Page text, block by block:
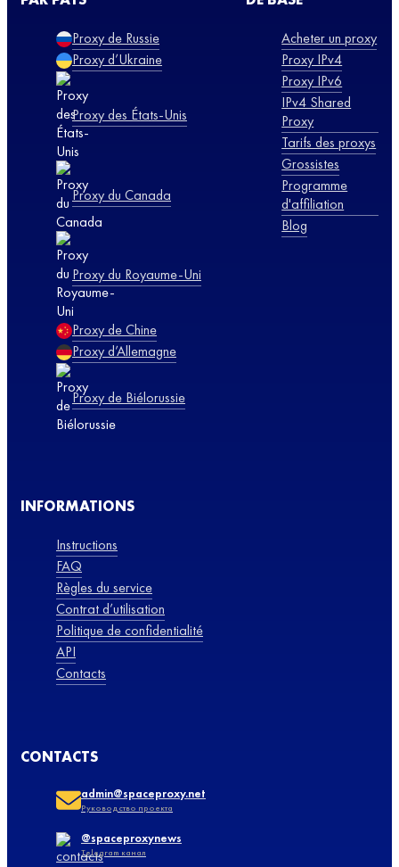
Proxy de Russie
Proxy d’Ukraine
Proxy des États-Unis
Proxy du Canada
Proxy du Royaume-Uni
Proxy de Chine
Proxy d’Allemagne
Proxy de Biélorussie
Acheter un proxy
Proxy IPv4
Proxy IPv6
IPv4 Shared
Proxy
Tarifs des proxys
Grossistes
Programme
d'affiliation
Blog
INFORMATIONS
Instructions
FAQ
Règles du service
Contrat d’utilisation
Politique de confidentialité
API
Contacts
CONTACTS
admin@spaceproxy.net
Руководство проекта
@spaceproxynews
Telegram канал